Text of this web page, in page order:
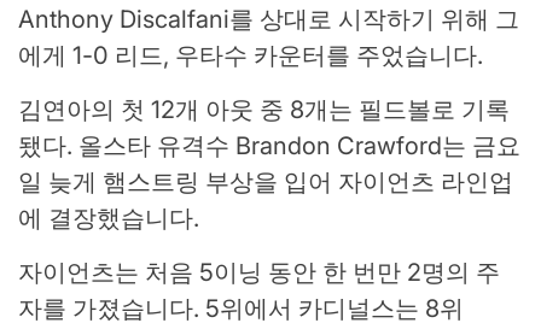
Anthony Discalfani를 상대로 시작하기 위해 그
에게 1-0 리드, 우타수 카운터를 주었습니다.
김연아의 첫 12개 아웃 중 8개는 필드볼로 기록
됐다. 올스타 유격수 Brandon Crawford는 금요
일 늦게 햄스트링 부상을 입어 자이언츠 라인업
에 결장했습니다.
자이언츠는 처음 5이닝 동안 한 번만 2명의 주
자를 가졌습니다. 5위에서 카디널스는 8위